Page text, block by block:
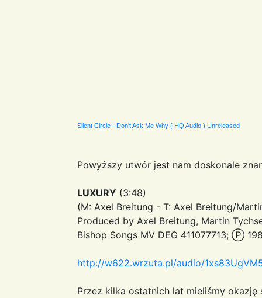
Silent Circle - Don't Ask Me Why ( HQ Audio ) Unreleased
Powyższy utwór jest nam doskonale
LUXURY (3:48)
(M: Axel Breitung - T: Axel Breitung/
Produced by Axel Breitung, Martin
Bishop Songs MV DEG 411077713; Ⓟ
http://w622.wrzuta.pl/audio/
Przez kilka ostatnich lat mieliśmy okazję